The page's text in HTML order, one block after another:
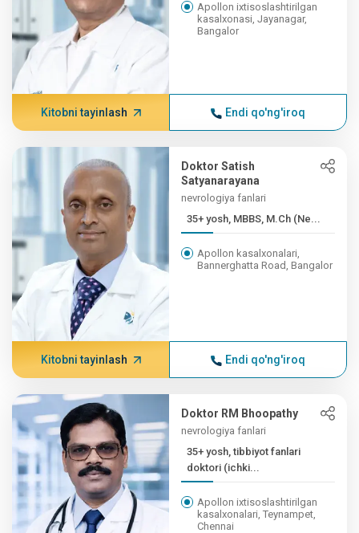
Apollon ixtisoslashtirilgan
kasalxonasi, Jayanagar,
Bangalor
Kitobni tayinlash Endi qo'ng'iroq
Doktor Satish
Satyanarayana
nevrologiya fanlari
35+ yosh, MBBS, M.Ch (Ne...
Apollon kasalxonalari,
Bannerghatta Road, Bangalor
Kitobni tayinlash Endi qo'ng'iroq
Doktor RM Bhoopathy
nevrologiya fanlari
35+ yosh, tibbiyot fanlari
doktori (ichki...
Apollon ixtisoslashtirilgan
kasalxonalari, Teynampet,
Chennai